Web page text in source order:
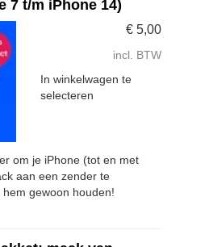
7 t/m iPhone 14)
€ 5,00
incl. BTW
In winkelwagen te
selecteren
om je iPhone (tot en met
aan een zender te
gewoon houden!